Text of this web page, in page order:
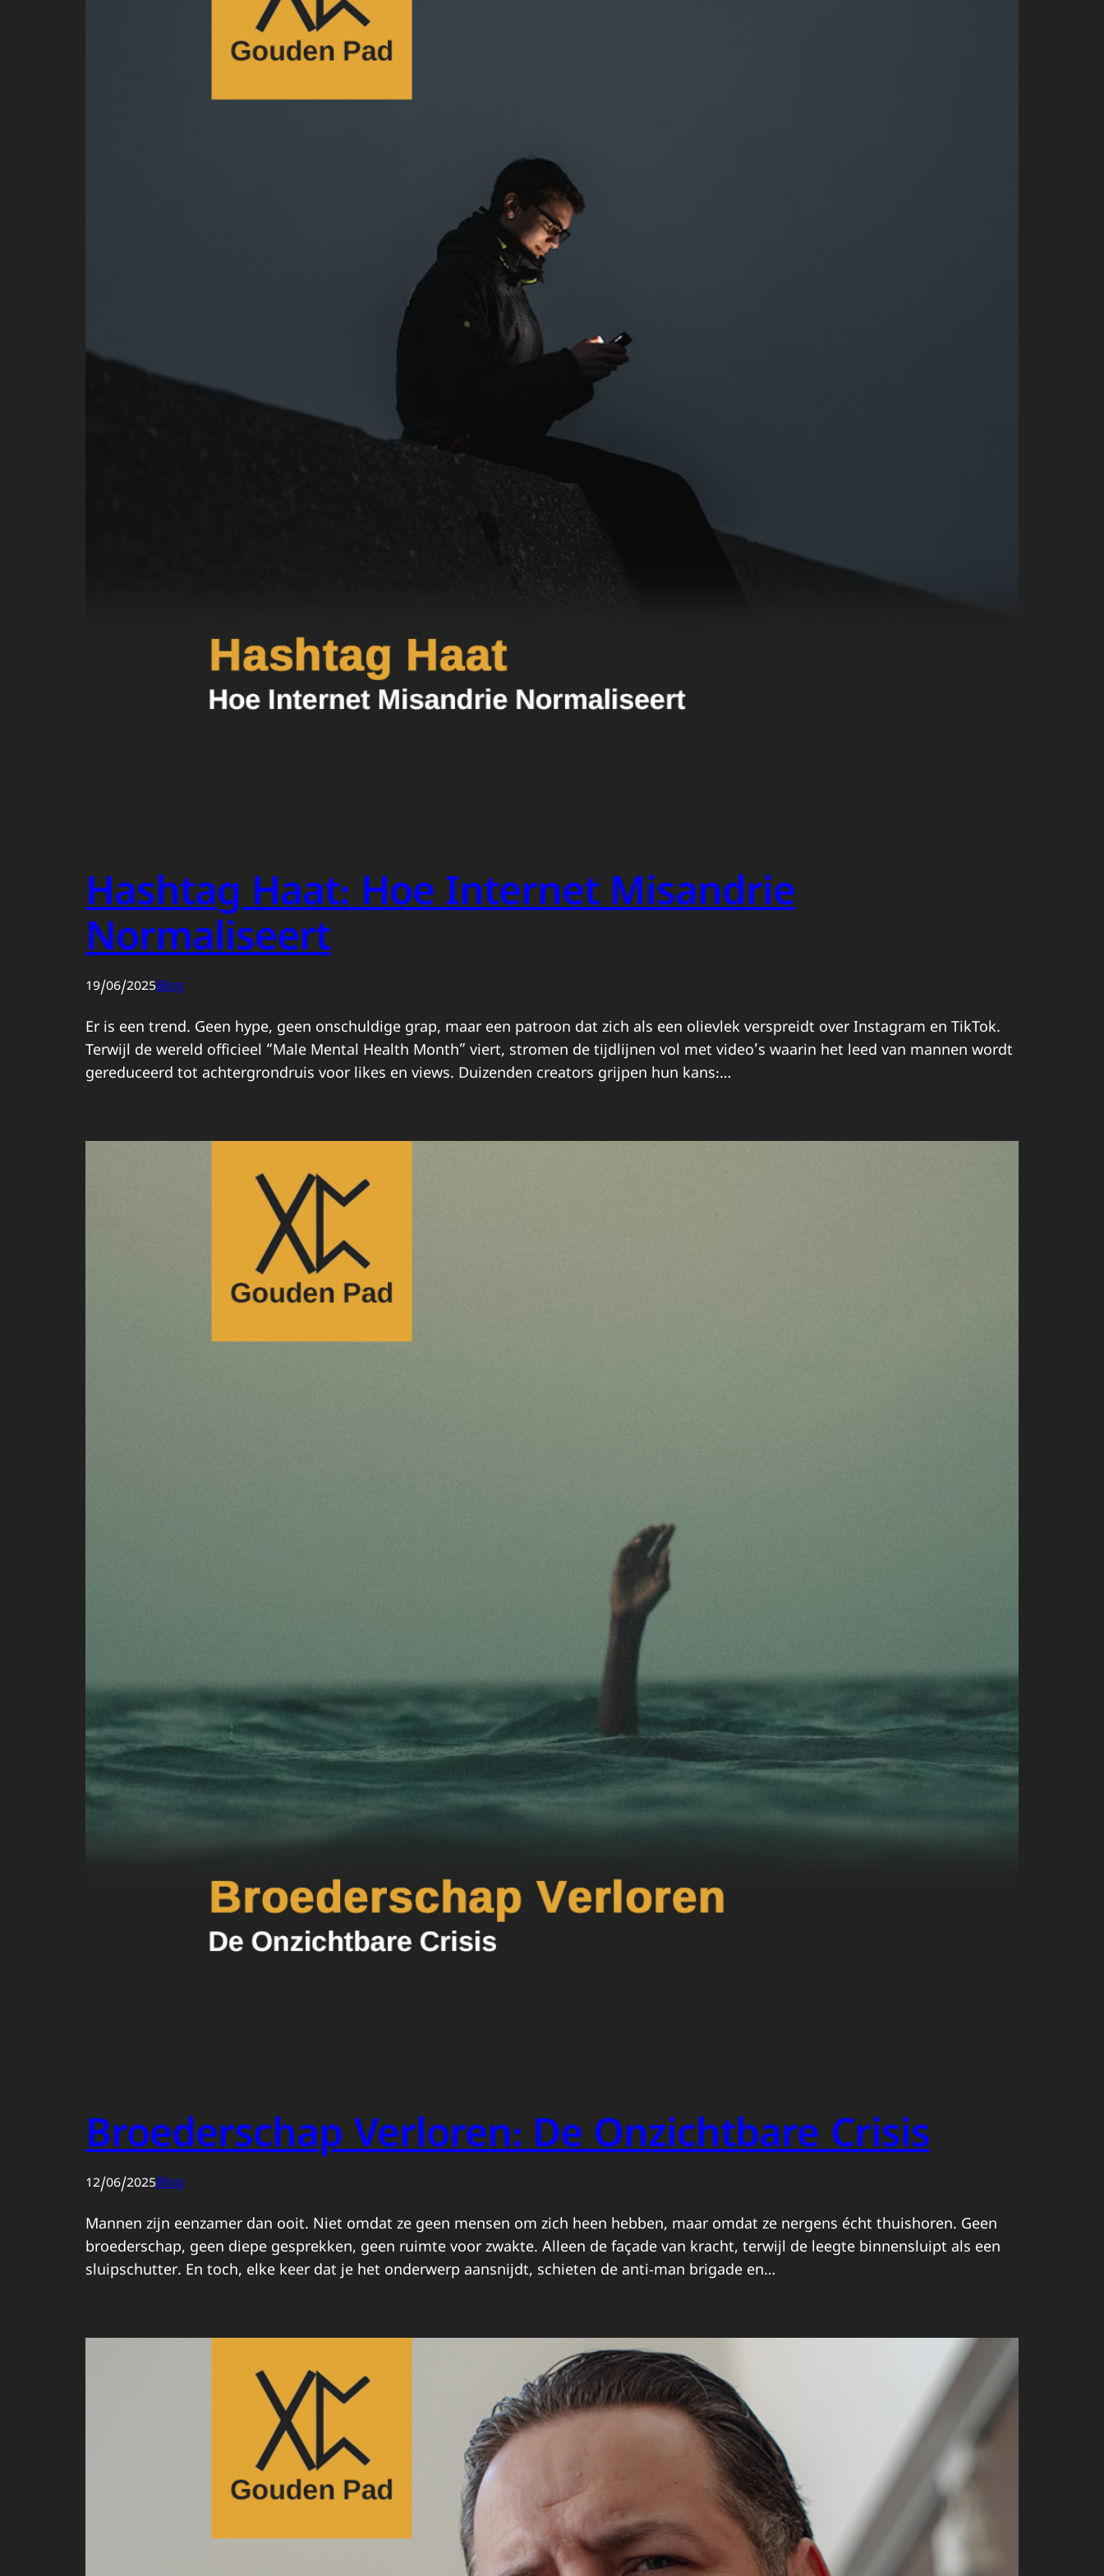
Hashtag Haat: Hoe Internet Misandrie
Normaliseert
19/06/2025Blog
Er is een trend. Geen hype, geen onschuldige grap, maar een patroon dat zich als een olievlek verspreidt over Instagram en TikTok.
Terwijl de wereld officieel “Male Mental Health Month” viert, stromen de tijdlijnen vol met video’s waarin het leed van mannen wordt
gereduceerd tot achtergrondruis voor likes en views. Duizenden creators grijpen hun kans:…
Broederschap Verloren: De Onzichtbare Crisis
12/06/2025Blog
Mannen zijn eenzamer dan ooit. Niet omdat ze geen mensen om zich heen hebben, maar omdat ze nergens écht thuishoren. Geen
broederschap, geen diepe gesprekken, geen ruimte voor zwakte. Alleen de façade van kracht, terwijl de leegte binnensluipt als een
sluipschutter. En toch, elke keer dat je het onderwerp aansnijdt, schieten de anti-man brigade en…